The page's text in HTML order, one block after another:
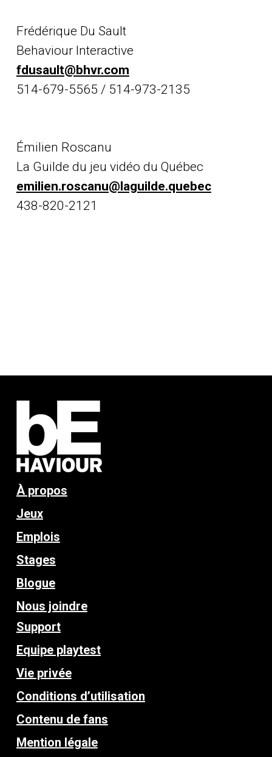
Frédérique Du Sault
Behaviour Interactive
fdusault@bhvr.com
514-679-5565 / 514-973-2135
Émilien Roscanu
La Guilde du jeu vidéo du Québec
emilien.roscanu@laguilde.quebec
438-820-2121
À propos
Jeux
Emplois
Stages
Blogue
Nous joindre
Support
Equipe playtest
Vie privée
Conditions d’utilisation
Contenu de fans
Mention légale